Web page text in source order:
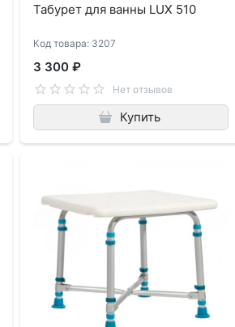
Табурет для ванны LUX 510
Код товара: 3207
3 300 ₽
Нет отзывов
Купить